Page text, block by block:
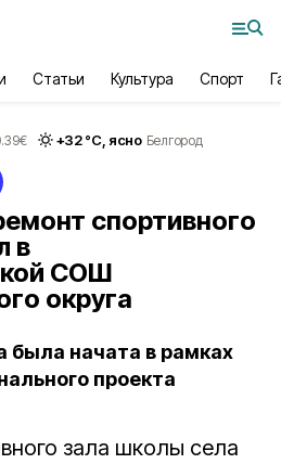
Статьи Культура Спорт
€ +32°С, ясно Белгород
спортивного
в
СОШ
округа
была начата в рамках
проекта
зала школы села